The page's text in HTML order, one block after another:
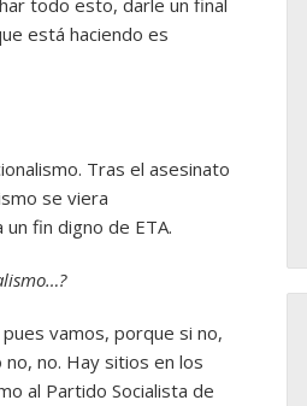
todo esto, darle un final
está haciendo es
Tras el asesinato
se viera
fin digno de ETA.
vamos, porque si no,
no. Hay sitios en los
al Partido Socialista de